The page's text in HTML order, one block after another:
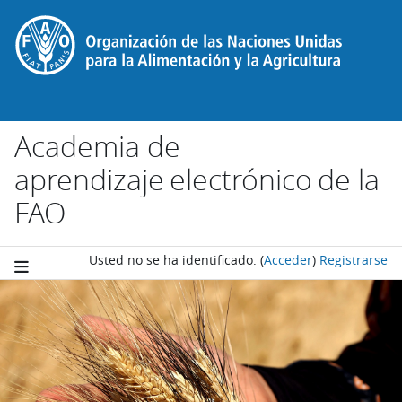
Salta al contenido principal
Academia de
aprendizaje electrónico de la
FAO
Usted no se ha identificado. (Acceder) Registrarse